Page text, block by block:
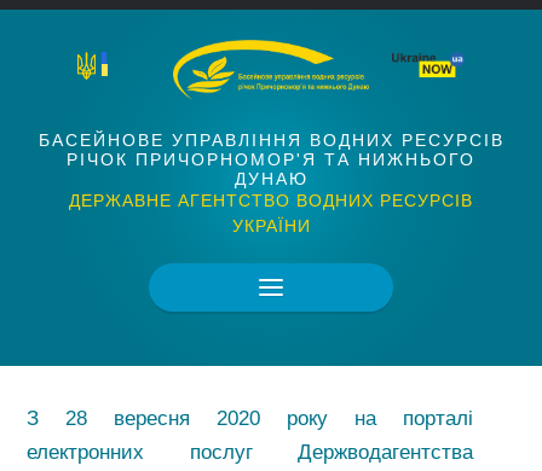
БАСЕЙНОВЕ УПРАВЛІННЯ ВОДНИХ РЕСУРСІВ
РІЧОК ПРИЧОРНОМОР'Я ТА НИЖНЬОГО
ДУНАЮ
ДЕРЖАВНЕ АГЕНТСТВО ВОДНИХ РЕСУРСІВ
УКРАЇНИ
З 28 вересня 2020 року на порталі
електронних послуг Держводагентства